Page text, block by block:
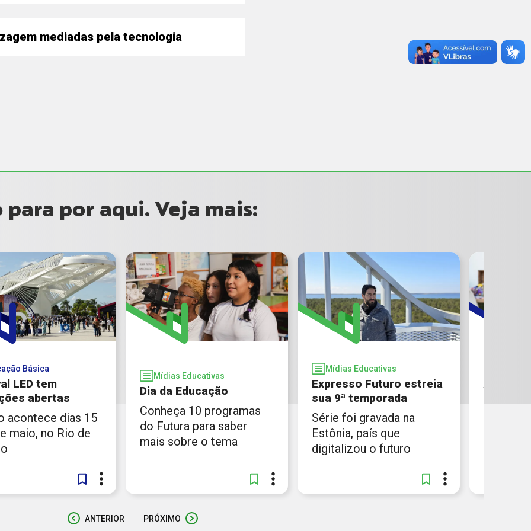
mediadas pela tecnologia
por aqui. Veja mais:
Básica
LED tem
abertas
acontece dias 15
maio, no Rio de
Mídias Educativas
Dia da Educação
Conheça 10 programas
do Futura para saber
mais sobre o tema
Mídias Educativas
Expresso Futuro estreia
sua 9ª temporada
Série foi gravada na
Estônia, país que
digitalizou o futuro
ANTERIOR PRÓXIMO